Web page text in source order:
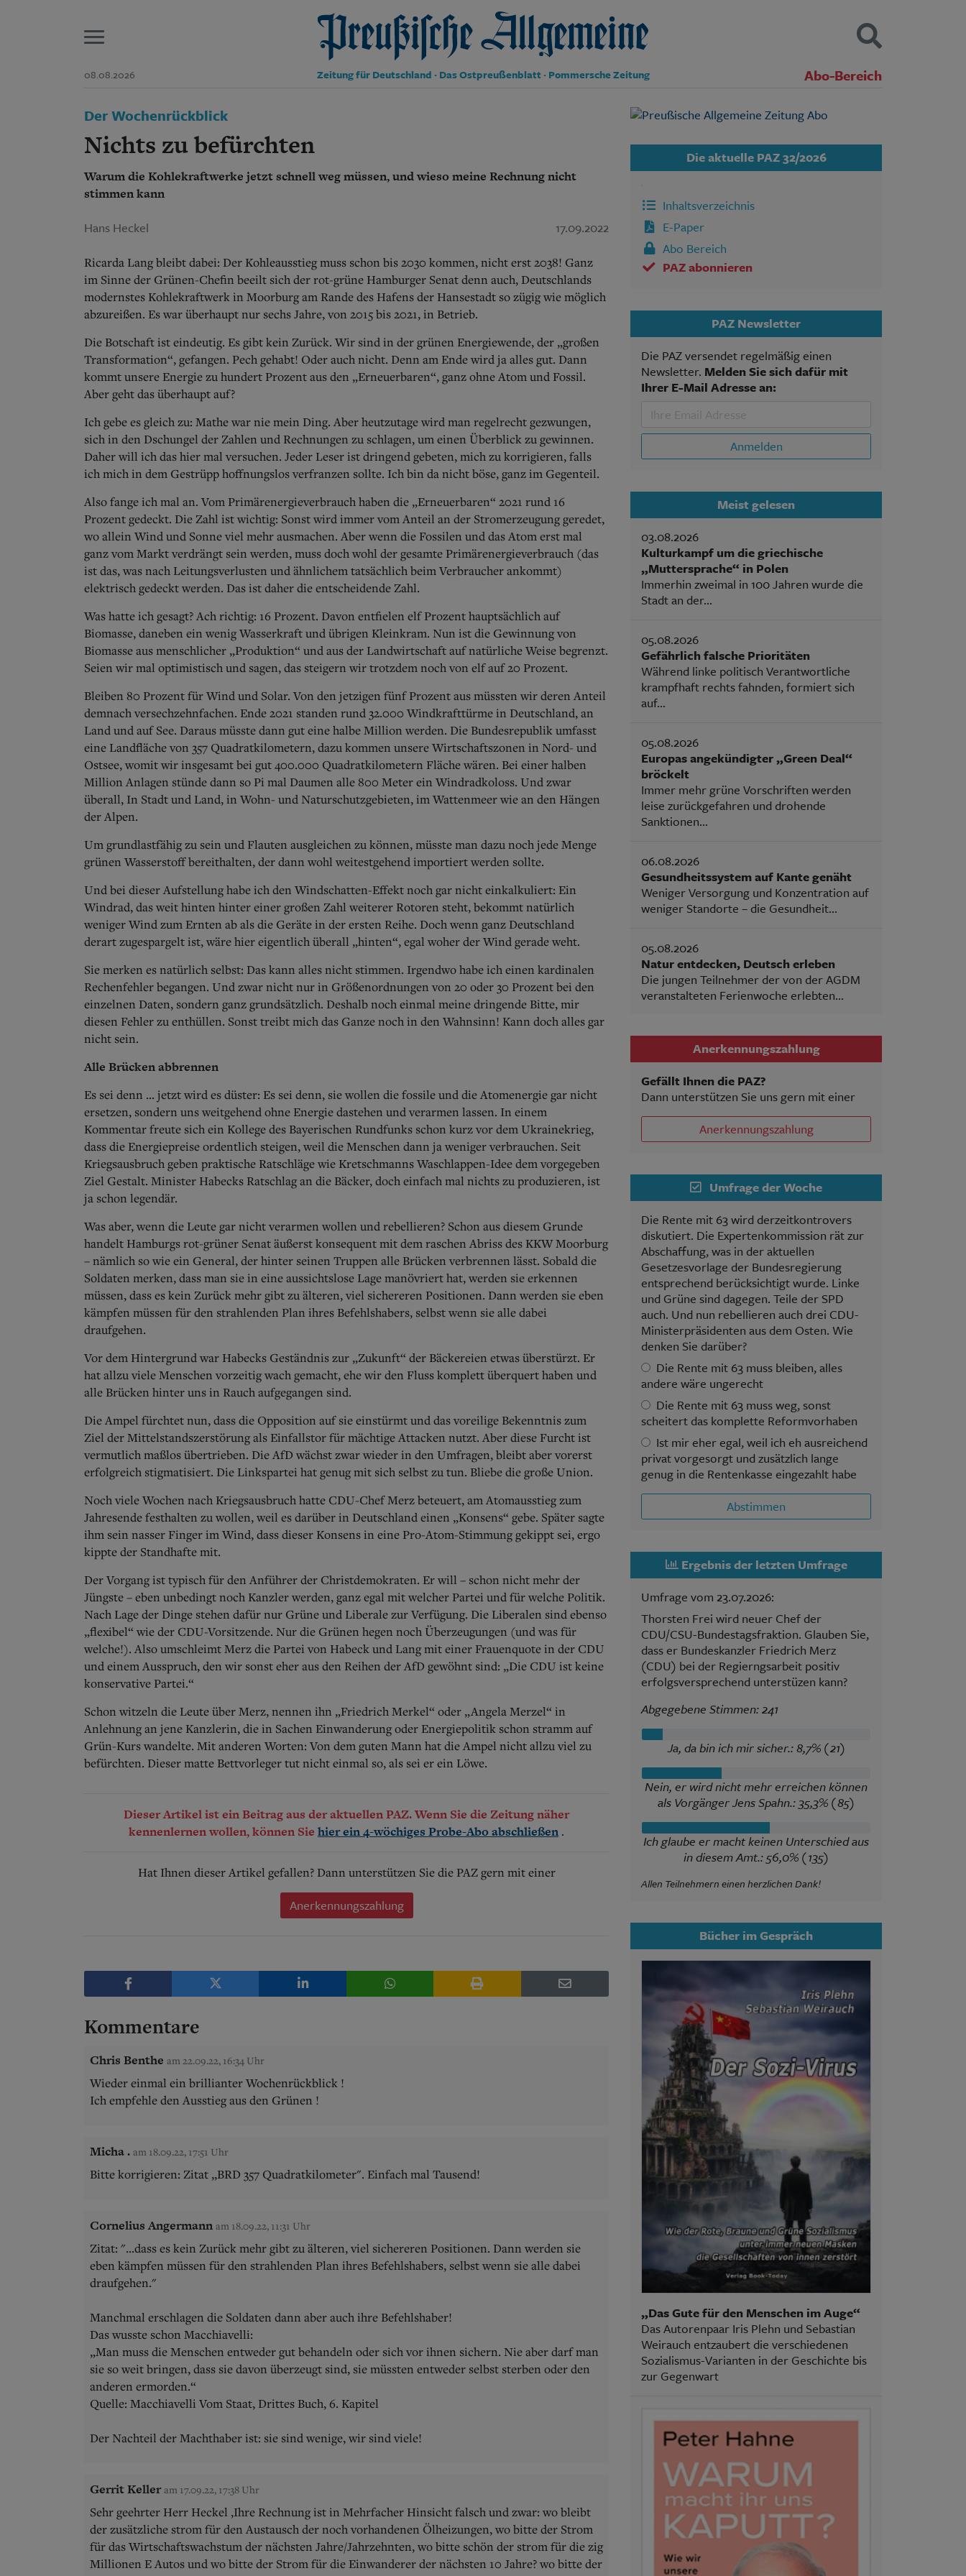
08.08.2026 Preußische Allgemeine Zeitung
Zeitung für Deutschland · Das Ostpreußenblatt · Pommersche Zeitung Abo-Bereich
Start
Aktuelle Ausgabe
Abonnent werden
Abo Prämien
Mediadaten
Gesellschaft
Berlin-Brandenburg
Schlesien
Danzig und Westpreußen
Bücher
Kontakt
Datenschutz
Suchen und finden
SUCHEN
Der Wochenrückblick
Nichts zu befürchten
Warum die Kohlekraftwerke jetzt schnell weg müssen, und wieso meine Rechnung nicht
stimmen kann
Hans Heckel 17.09.2022
Ricarda Lang bleibt dabei: Der Kohleausstieg muss schon bis 2030 kommen, nicht erst 2038! Ganz
im Sinne der Grünen-Chefin beeilt sich der rot-grüne Hamburger Senat denn auch, Deutschlands
modernstes Kohlekraftwerk in Moorburg am Rande des Hafens der Hansestadt so zügig wie möglich
abzureißen. Es war überhaupt nur sechs Jahre, von 2015 bis 2021, in Betrieb.
Die Botschaft ist eindeutig. Es gibt kein Zurück. Wir sind in der grünen Energiewende, der „großen
Transformation“, gefangen. Pech gehabt! Oder auch nicht. Denn am Ende wird ja alles gut. Dann
kommt unsere Energie zu hundert Prozent aus den „Erneuerbaren“, ganz ohne Atom und Fossil.
Aber geht das überhaupt auf?
Ich gebe es gleich zu: Mathe war nie mein Ding. Aber heutzutage wird man regelrecht gezwungen,
sich in den Dschungel der Zahlen und Rechnungen zu schlagen, um einen Überblick zu gewinnen.
Daher will ich das hier mal versuchen. Jeder Leser ist dringend gebeten, mich zu korrigieren, falls
ich mich in dem Gestrüpp hoffnungslos verfranzen sollte. Ich bin da nicht böse, ganz im Gegenteil.
Also fange ich mal an. Vom Primärenergieverbrauch haben die „Erneuerbaren“ 2021 rund 16
Prozent gedeckt. Die Zahl ist wichtig: Sonst wird immer vom Anteil an der Stromerzeugung geredet,
wo allein Wind und Sonne viel mehr ausmachen. Aber wenn die Fossilen und das Atom erst mal
ganz vom Markt verdrängt sein werden, muss doch wohl der gesamte Primärenergieverbrauch (das
ist das, was nach Leitungsverlusten und ähnlichem tatsächlich beim Verbraucher ankommt)
elektrisch gedeckt werden. Das ist daher die entscheidende Zahl.
Was hatte ich gesagt? Ach richtig: 16 Prozent. Davon entfielen elf Prozent hauptsächlich auf
Biomasse, daneben ein wenig Wasserkraft und übrigen Kleinkram. Nun ist die Gewinnung von
Biomasse aus menschlicher „Produktion“ und aus der Landwirtschaft auf natürliche Weise begrenzt.
Seien wir mal optimistisch und sagen, das steigern wir trotzdem noch von elf auf 20 Prozent.
Bleiben 80 Prozent für Wind und Solar. Von den jetzigen fünf Prozent aus müssten wir deren Anteil
demnach versechzehnfachen. Ende 2021 standen rund 32.000 Windkrafttürme in Deutschland, an
Land und auf See. Daraus müsste dann gut eine halbe Million werden. Die Bundesrepublik umfasst
eine Landfläche von 357 Quadratkilometern, dazu kommen unsere Wirtschaftszonen in Nord- und
Ostsee, womit wir insgesamt bei gut 400.000 Quadratkilometern Fläche wären. Bei einer halben
Million Anlagen stünde dann so Pi mal Daumen alle 800 Meter ein Windradkoloss. Und zwar
überall, In Stadt und Land, in Wohn- und Naturschutzgebieten, im Wattenmeer wie an den Hängen
der Alpen.
Um grundlastfähig zu sein und Flauten ausgleichen zu können, müsste man dazu noch jede Menge
grünen Wasserstoff bereithalten, der dann wohl weitestgehend importiert werden sollte.
Und bei dieser Aufstellung habe ich den Windschatten-Effekt noch gar nicht einkalkuliert: Ein
Windrad, das weit hinten hinter einer großen Zahl weiterer Rotoren steht, bekommt natürlich
weniger Wind zum Ernten ab als die Geräte in der ersten Reihe. Doch wenn ganz Deutschland
derart zugespargelt ist, wäre hier eigentlich überall „hinten“, egal woher der Wind gerade weht.
Sie merken es natürlich selbst: Das kann alles nicht stimmen. Irgendwo habe ich einen kardinalen
Rechenfehler begangen. Und zwar nicht nur in Größenordnungen von 20 oder 30 Prozent bei den
einzelnen Daten, sondern ganz grundsätzlich. Deshalb noch einmal meine dringende Bitte, mir
diesen Fehler zu enthüllen. Sonst treibt mich das Ganze noch in den Wahnsinn! Kann doch alles gar
nicht sein.
Alle Brücken abbrennen
Es sei denn ... jetzt wird es düster: Es sei denn, sie wollen die fossile und die Atomenergie gar nicht
ersetzen, sondern uns weitgehend ohne Energie dastehen und verarmen lassen. In einem
Kommentar freute sich ein Kollege des Bayerischen Rundfunks schon kurz vor dem Ukrainekrieg,
dass die Energiepreise ordentlich steigen, weil die Menschen dann ja weniger verbrauchen. Seit
Kriegsausbruch geben praktische Ratschläge wie Kretschmanns Waschlappen-Idee dem vorgegeben
Ziel Gestalt. Minister Habecks Ratschlag an die Bäcker, doch einfach mal nichts zu produzieren, ist
ja schon legendär.
Was aber, wenn die Leute gar nicht verarmen wollen und rebellieren? Schon aus diesem Grunde
handelt Hamburgs rot-grüner Senat äußerst konsequent mit dem raschen Abriss des KKW Moorburg
– nämlich so wie ein General, der hinter seinen Truppen alle Brücken verbrennen lässt. Sobald die
Soldaten merken, dass man sie in eine aussichtslose Lage manövriert hat, werden sie erkennen
müssen, dass es kein Zurück mehr gibt zu älteren, viel sichereren Positionen. Dann werden sie eben
kämpfen müssen für den strahlenden Plan ihres Befehlshabers, selbst wenn sie alle dabei
draufgehen.
Vor dem Hintergrund war Habecks Geständnis zur „Zukunft“ der Bäckereien etwas überstürzt. Er
hat allzu viele Menschen vorzeitig wach gemacht, ehe wir den Fluss komplett überquert haben und
alle Brücken hinter uns in Rauch aufgegangen sind.
Die Ampel fürchtet nun, dass die Opposition auf sie einstürmt und das voreilige Bekenntnis zum
Ziel der Mittelstandszerstörung als Einfallstor für mächtige Attacken nutzt. Aber diese Furcht ist
vermutlich maßlos übertrieben. Die AfD wächst zwar wieder in den Umfragen, bleibt aber vorerst
erfolgreich stigmatisiert. Die Linkspartei hat genug mit sich selbst zu tun. Bliebe die große Union.
Noch viele Wochen nach Kriegsausbruch hatte CDU-Chef Merz beteuert, am Atomausstieg zum
Jahresende festhalten zu wollen, weil es darüber in Deutschland einen „Konsens“ gebe. Später sagte
ihm sein nasser Finger im Wind, dass dieser Konsens in eine Pro-Atom-Stimmung gekippt sei, ergo
kippte der Standhafte mit.
Der Vorgang ist typisch für den Anführer der Christdemokraten. Er will – schon nicht mehr der
Jüngste – eben unbedingt noch Kanzler werden, ganz egal mit welcher Partei und für welche Politik.
Nach Lage der Dinge stehen dafür nur Grüne und Liberale zur Verfügung. Die Liberalen sind ebenso
„flexibel“ wie der CDU-Vorsitzende. Nur die Grünen hegen noch Überzeugungen (und was für
welche!). Also umschleimt Merz die Partei von Habeck und Lang mit einer Frauenquote in der CDU
und einem Ausspruch, den wir sonst eher aus den Reihen der AfD gewöhnt sind: „Die CDU ist keine
konservative Partei.“
Schon witzeln die Leute über Merz, nennen ihn „Friedrich Merkel“ oder „Angela Merzel“ in
Anlehnung an jene Kanzlerin, die in Sachen Einwanderung oder Energiepolitik schon stramm auf
Grün-Kurs wandelte. Mit anderen Worten: Von dem guten Mann hat die Ampel nicht allzu viel zu
befürchten. Dieser matte Bettvorleger tut nicht einmal so, als sei er ein Löwe.
Dieser Artikel ist ein Beitrag aus der aktuellen PAZ. Wenn Sie die Zeitung näher
kennenlernen wollen, können Sie hier ein 4-wöchiges Probe-Abo abschließen .
Hat Ihnen dieser Artikel gefallen? Dann unterstützen Sie die PAZ gern mit einer
Anerkennungszahlung
Kommentare
Chris Benthe am 22.09.22, 16:34 Uhr
Wieder einmal ein brillianter Wochenrückblick !
Ich empfehle den Ausstieg aus den Grünen !
Micha . am 18.09.22, 17:51 Uhr
Bitte korrigieren: Zitat ,,BRD 357 Quadratkilometer". Einfach mal Tausend!
Cornelius Angermann am 18.09.22, 11:31 Uhr
Zitat: "...dass es kein Zurück mehr gibt zu älteren, viel sichereren Positionen. Dann werden sie
eben kämpfen müssen für den strahlenden Plan ihres Befehlshabers, selbst wenn sie alle dabei
draufgehen."
Manchmal erschlagen die Soldaten dann aber auch ihre Befehlshaber!
Das wusste schon Macchiavelli:
„Man muss die Menschen entweder gut behandeln oder sich vor ihnen sichern. Nie aber darf man
sie so weit bringen, dass sie davon überzeugt sind, sie müssten entweder selbst sterben oder den
anderen ermorden.“
Quelle: Macchiavelli Vom Staat, Drittes Buch, 6. Kapitel
Der Nachteil der Machthaber ist: sie sind wenige, wir sind viele!
Gerrit Keller am 17.09.22, 17:38 Uhr
Sehr geehrter Herr Heckel ,Ihre Rechnung ist in Mehrfacher Hinsicht falsch und zwar: wo bleibt
der zusätzliche strom für den Austausch der noch vorhandenen Ölheizungen, wo bitte der Strom
für das Wirtschaftswachstum der nächsten Jahre/Jahrzehnten, wo bitte schön der strom für die zig
Millionen E Autos und wo bitte der Strom für die Einwanderer der nächsten 10 Jahre? wo bitte der
Die aktuelle PAZ 32/2026
Inhaltsverzeichnis
E-Paper
Abo Bereich
PAZ abonnieren
PAZ Newsletter
Die PAZ versendet regelmäßig einen
Newsletter. Melden Sie sich dafür mit
Ihrer E-Mail Adresse an:
Anmelden
Meist gelesen
03.08.2026
Kulturkampf um die griechische
„Muttersprache“ in Polen
Immerhin zweimal in 100 Jahren wurde die
Stadt an der...
05.08.2026
Gefährlich falsche Prioritäten
Während linke politisch Verantwortliche
krampfhaft rechts fahnden, formiert sich
auf...
05.08.2026
Europas angekündigter „Green Deal“
bröckelt
Immer mehr grüne Vorschriften werden
leise zurückgefahren und drohende
Sanktionen...
06.08.2026
Gesundheitssystem auf Kante genäht
Weniger Versorgung und Konzentration auf
weniger Standorte – die Gesundheit...
05.08.2026
Natur entdecken, Deutsch erleben
Die jungen Teilnehmer der von der AGDM
veranstalteten Ferienwoche erlebten...
Anerkennungszahlung
Gefällt Ihnen die PAZ?
Dann unterstützen Sie uns gern mit einer
Anerkennungszahlung
Umfrage der Woche
Die Rente mit 63 wird derzeitkontrovers
diskutiert. Die Expertenkommission rät zur
Abschaffung, was in der aktuellen
Gesetzesvorlage der Bundesregierung
entsprechend berücksichtigt wurde. Linke
und Grüne sind dagegen. Teile der SPD
auch. Und nun rebellieren auch drei CDU-
Ministerpräsidenten aus dem Osten. Wie
denken Sie darüber?
Die Rente mit 63 muss bleiben, alles
andere wäre ungerecht
Die Rente mit 63 muss weg, sonst
scheitert das komplette Reformvorhaben
Ist mir eher egal, weil ich eh ausreichend
privat vorgesorgt und zusätzlich lange
genug in die Rentenkasse eingezahlt habe
Abstimmen
Ergebnis der letzten Umfrage
Umfrage vom 23.07.2026:
Thorsten Frei wird neuer Chef der
CDU/CSU-Bundestagsfraktion. Glauben Sie,
dass er Bundeskanzler Friedrich Merz
(CDU) bei der Regierngsarbeit positiv
erfolgsversprechend unterstüzen kann?
Abgegebene Stimmen: 241
Ja, da bin ich mir sicher.: 8,7% (21)
Nein, er wird nicht mehr erreichen können
als Vorgänger Jens Spahn.: 35,3% (85)
Ich glaube er macht keinen Unterschied aus
in diesem Amt.: 56,0% (135)
Allen Teilnehmern einen herzlichen Dank!
Bücher im Gespräch
„Das Gute für den Menschen im Auge“
Das Autorenpaar Iris Plehn und Sebastian
Weirauch entzaubert die verschiedenen
Sozialismus-Varianten in der Geschichte bis
zur Gegenwart